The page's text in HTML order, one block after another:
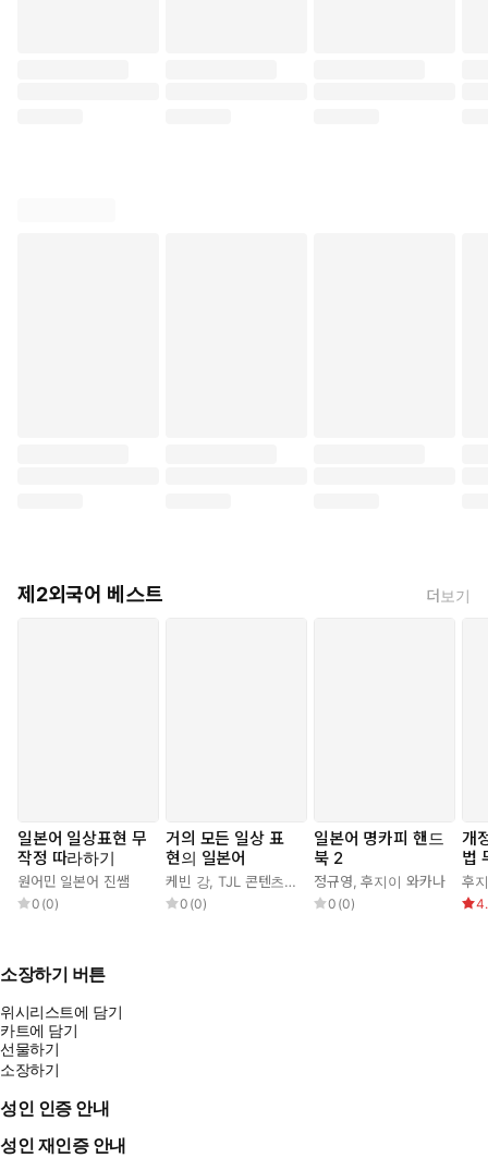
일드나 JPOP 같은 콘텐츠에 빠지게 된 것이 계기라고 말한다.
『일본어 명대사 필사집』의 저자 역시, 우연히 보게 된 일본 영
지를 대표하는 명대사 역시 하나하나 새롭게 번역했다. 또한 작품마
다 저자만의 해설과 감상 포인트를 수록해 명대사의 맥락까지 파악
할 수 있도록 구성했으며, 명대사를 어학적으로 완벽히 흡수할 수 있
게끔 명대사 속 주요 단어와 표현도 별도로 정리했다.
어져 있다. 이러한 명대사를 반복해 읽고 따라 쓰다 보면 자연스레
단어와 문형이 몸에 익고, 어느 날 일본 영화나 드라마에서 비슷한
대사가 나오면 그저 흘러가는 소리가 아니라 ‘의미 있는 말’로 귀에
꽂히는 경험을 하게 된다. 작심삼일로 끝나는 외국어 공부에 지쳤는
가? 그렇다면 『일본어 명대사 필사집』과 함께 올해는 진짜 ‘끝까
지’ 가보자!
제2외국어 베스트 더보기
일본어 일상표현 무
작정 따라하기
원어민 일본어 진쌤
0 (0)
거의 모든 일상 표
현의 일본어
케빈 강,TJL 콘텐츠 연구소
0 (0)
일본어 명카피 핸드
북 2
정규영,후지이 와카나
0 (0)
개
법
후
소장하기 버튼
위시리스트에 담기
카트에 담기
선물하기
소장하기
성인 인증 안내
성인 재인증 안내